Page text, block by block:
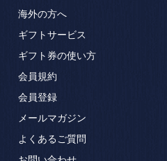
海外の方へ
ギフトサービス
ギフト券の使い方
会員規約
会員登録
メールマガジン
よくあるご質問